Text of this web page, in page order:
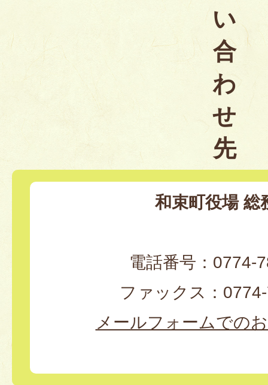
い
合
わ
せ
先
和束町役場 総
電話番号：0774-
ファックス：
メールフォームでの